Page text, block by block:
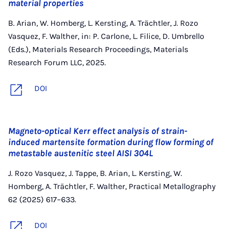
material properties
B. Arian, W. Homberg, L. Kersting, A. Trächtler, J. Rozo
Vasquez, F. Walther, in: P. Carlone, L. Filice, D. Umbrello
(Eds.), Materials Research Proceedings, Materials
Research Forum LLC, 2025.
DOI
Magneto-optical Kerr effect analysis of strain-
induced martensite formation during flow forming of
metastable austenitic steel AISI 304L
J. Rozo Vasquez, J. Tappe, B. Arian, L. Kersting, W.
Homberg, A. Trächtler, F. Walther, Practical Metallography
62 (2025) 617–633.
DOI